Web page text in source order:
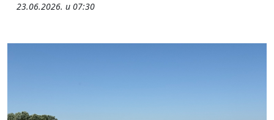
23.06.2026. u 07:30